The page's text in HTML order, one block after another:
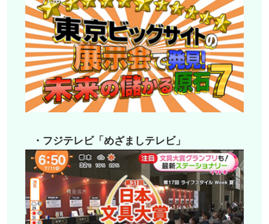
・フジテレビ「めざましテレビ」